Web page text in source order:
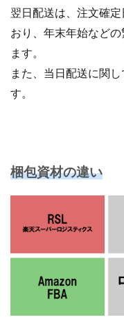
翌日配送は、注文確
おり、年末年始など
ます。
また、当日配送に関
す。
梱包資材の違い